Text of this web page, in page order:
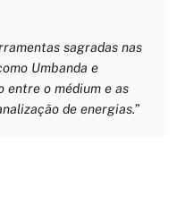
sagradas nas
Umbanda e
entre o médium e as
de energias.”